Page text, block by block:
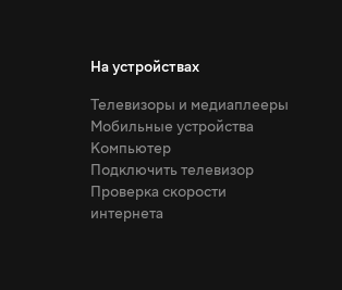
На устройствах
Телевизоры и медиаплееры
Мобильные устройства
Компьютер
Подключить телевизор
Проверка скорости
интернета